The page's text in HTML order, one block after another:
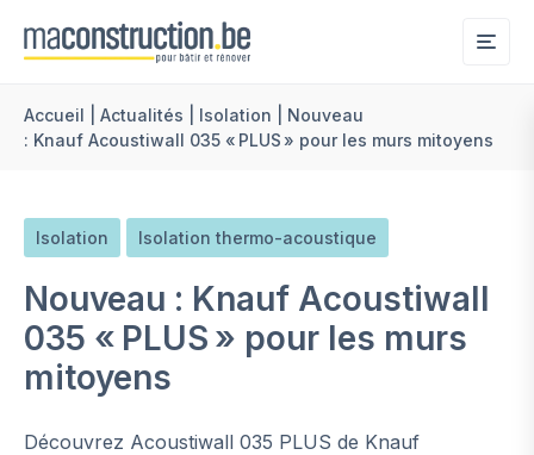
Accueil Actualités Isolation
Nouveau
: Knauf Acoustiwall 035 « PLUS » pour les murs mitoyens ​
Isolation Isolation thermo-acoustique
Nouveau : Knauf Acoustiwall
035 « PLUS » pour les murs
mitoyens ​
Découvrez Acoustiwall 035 PLUS de Knauf